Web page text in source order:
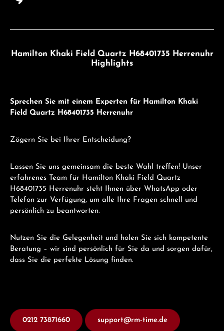
Hamilton Khaki Field Quartz H68401735 Herrenuhr
Highlights
Sprechen Sie mit einem Experten für Hamilton Khaki
Field Quartz H68401735 Herrenuhr
Zögern Sie bei Ihrer Entscheidung?
Lassen Sie uns gemeinsam die beste Wahl treffen! Unser
erfahrenes Team für Hamilton Khaki Field Quartz
H68401735 Herrenuhr steht Ihnen über WhatsApp oder
Telefon zur Verfügung, um alle Ihre Fragen schnell und
persönlich zu beantworten.
Nutzen Sie die Gelegenheit und holen Sie sich kompetente
Beratung – wir sind persönlich für Sie da und sorgen dafür,
dass Sie die perfekte Lösung finden.
0212 73871660 support@rm-time.de